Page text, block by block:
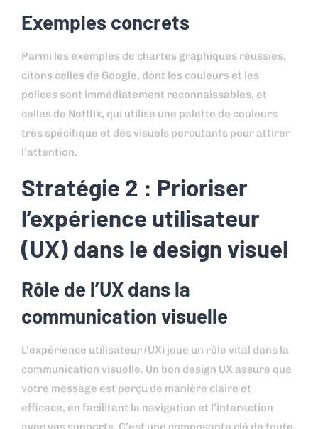
Exemples concrets
Parmi les exemples de chartes graphiques réussies,
citons celles de Google, dont les couleurs et les
polices sont immédiatement reconnaissables, et
celles de Netflix, qui utilise une palette de couleurs
très spécifique et des visuels percutants pour attirer
l’attention.
Stratégie 2 : Prioriser
l’expérience utilisateur
(UX) dans le design visuel
Rôle de l’UX dans la
communication visuelle
L’expérience utilisateur (UX) joue un rôle vital dans la
communication visuelle. Un bon design UX assure que
votre message est perçu de manière claire et
efficace, en facilitant la navigation et l’interaction